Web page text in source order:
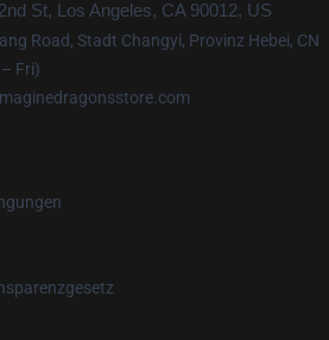
St, Los Angeles, CA 90012, US
Road, Stadt Changyi, Provinz Hebei, CN
Fri)